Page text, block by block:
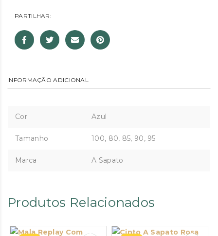
PARTILHAR:
INFORMAÇÃO ADICIONAL
Cor Azul
Tamanho 100, 80, 85, 90, 95
Marca A Sapato
Produtos Relacionados